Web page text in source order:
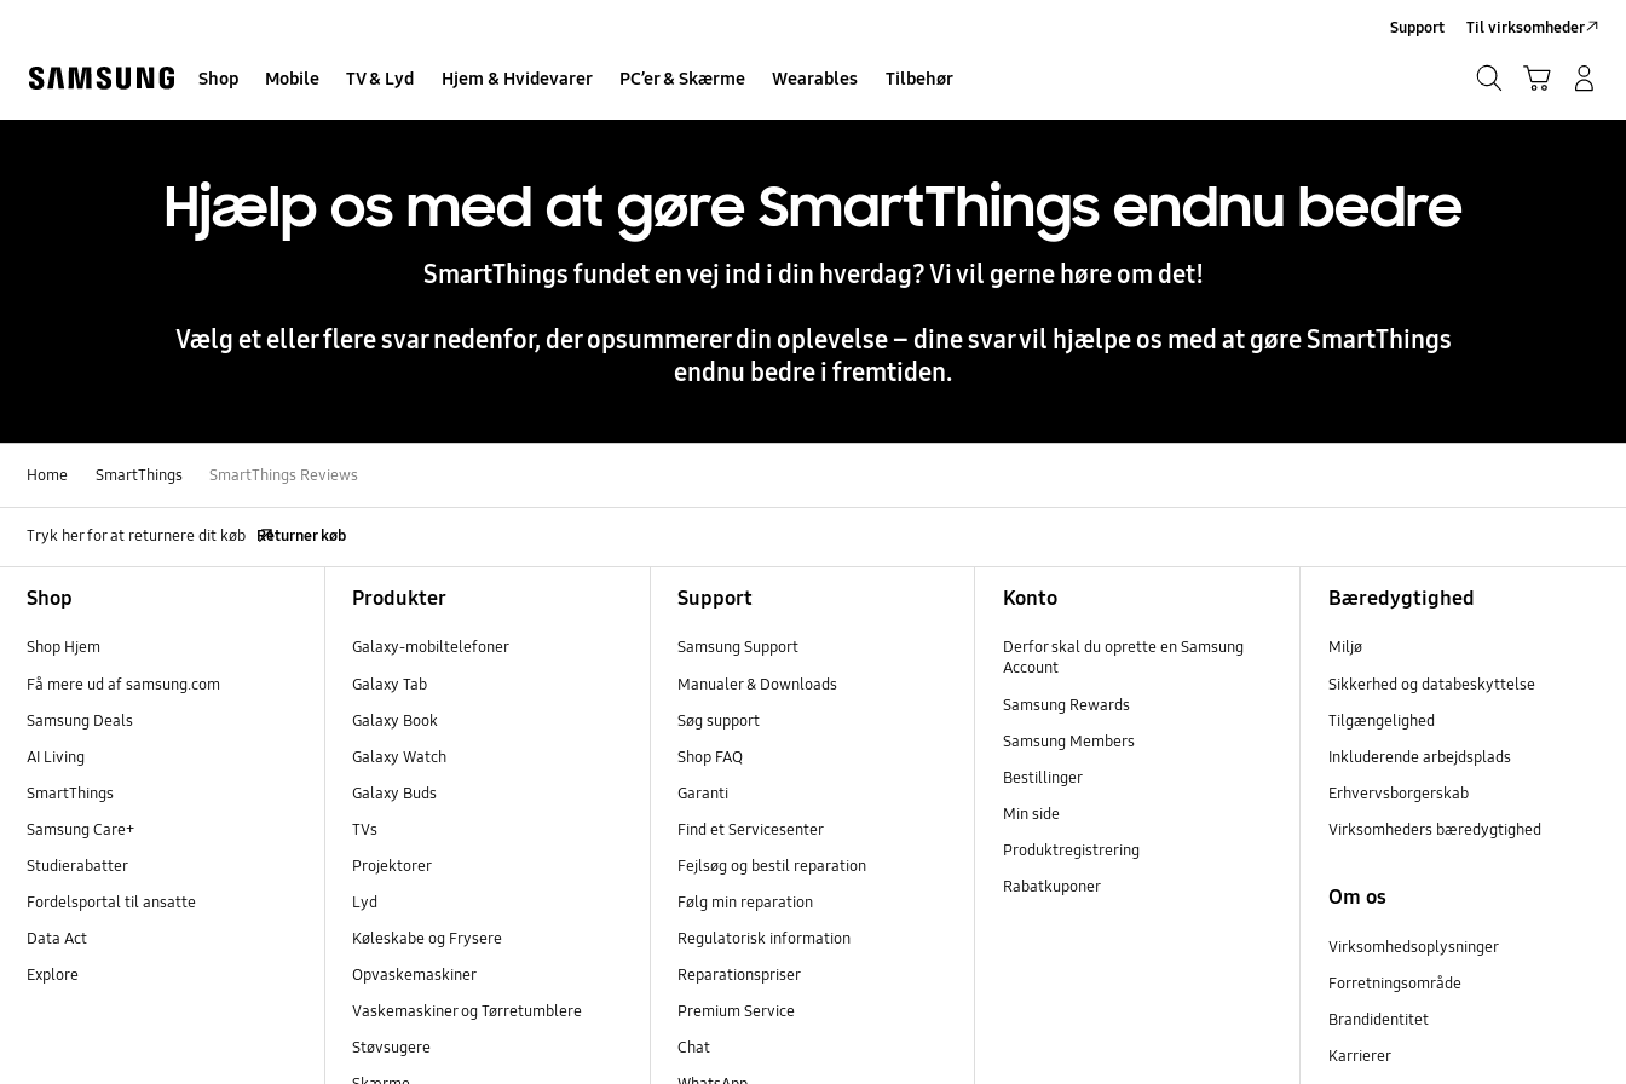
Shop Mobile TV & Lyd Hjem & Hvidevarer PC’er & Skærme Wearables Tilbehør
Support Til virksomheder
Hjælp os med at gøre SmartThings endnu bedre
SmartThings fundet en vej ind i din hverdag? Vi vil gerne høre om det!
Vælg et eller flere svar nedenfor, der opsummerer din oplevelse – dine svar vil hjælpe os med at gøre SmartThings
endnu bedre i fremtiden.
Home SmartThings SmartThings Reviews
Tryk her for at returnere dit køb Returner køb
Shop
Shop Hjem
Få mere ud af samsung.com
Samsung Deals
AI Living
SmartThings
Samsung Care+
Studierabatter
Fordelsportal til ansatte
Data Act
Explore
Produkter
Galaxy-mobiltelefoner
Galaxy Tab
Galaxy Book
Galaxy Watch
Galaxy Buds
TVs
Projektorer
Lyd
Køleskabe og Frysere
Opvaskemaskiner
Vaskemaskiner og Tørretumblere
Støvsugere
Support
Samsung Support
Manualer & Downloads
Søg support
Shop FAQ
Garanti
Find et Servicesenter
Fejlsøg og bestil reparation
Følg min reparation
Regulatorisk information
Reparationspriser
Premium Service
Chat
Konto
Derfor skal du oprette en Samsung
Account
Samsung Rewards
Samsung Members
Bestillinger
Min side
Produktregistrering
Rabatkuponer
Bæredygtighed
Miljø
Sikkerhed og databeskyttelse
Tilgængelighed
Inkluderende arbejdsplads
Erhvervsborgerskab
Virksomheders bæredygtighed
Om os
Virksomhedsoplysninger
Forretningsområde
Brandidentitet
Karrierer